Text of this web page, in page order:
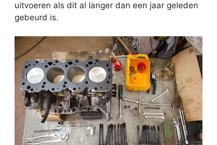
uitvoeren als dit al langer dan een jaar geleden
gebeurd is.